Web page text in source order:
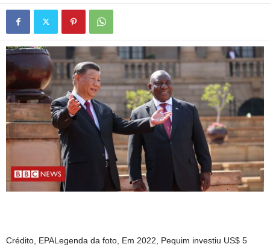
Crédito, EPALegenda da foto, Em 2022, Pequim investiu US$ 5